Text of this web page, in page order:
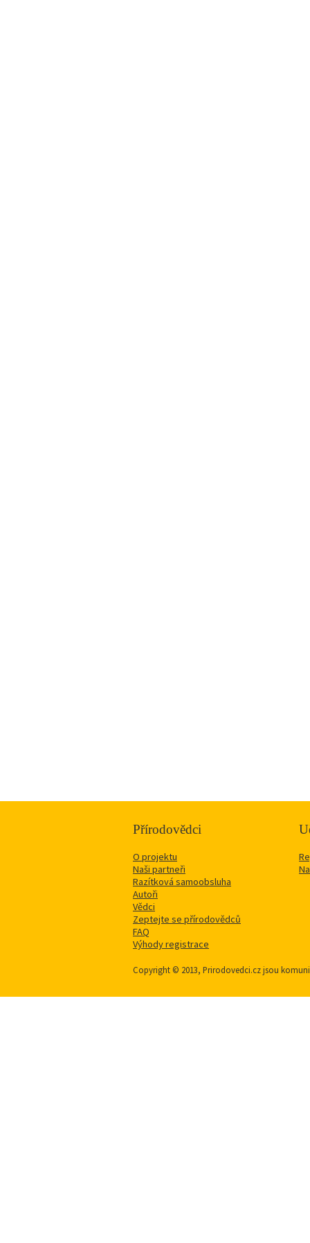
Přírodovědci
O projektu
Naši partneři
Razítková samoobsluha
Autoři
Vědci
Zeptejte se přírodovědců
FAQ
Výhody registrace
Copyright © 2013, Prirodovedci.cz jsou